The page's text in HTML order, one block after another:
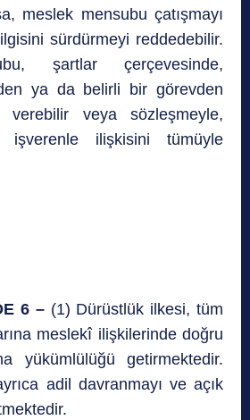
meslek mensubu çatışmayı
sürdürmeyi reddedebilir.
şartlar çerçevesinde,
ya da belirli bir görevden
verebilir veya sözleşmeyle,
işverenle ilişkisini tümüyle
– (1) Dürüstlük ilkesi, tüm
meslekî ilişkilerinde doğru
yükümlülüğü getirmektedir.
adil davranmayı ve açık